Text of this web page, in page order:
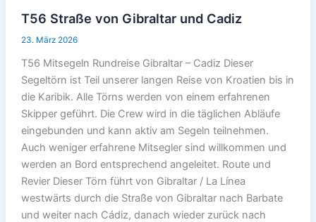
T56 Straße von Gibraltar und Cadiz
23. März 2026
T56 Mitsegeln Rundreise Gibraltar – Cadiz Dieser
Segeltörn ist Teil unserer langen Reise von Kroatien bis in
die Karibik. Alle Törns werden von einem erfahrenen
Skipper geführt. Die Crew wird in die täglichen Abläufe
eingebunden und kann aktiv am Segeln teilnehmen.
Auch weniger erfahrene Mitsegler sind willkommen und
werden an Bord entsprechend angeleitet. Route und
Revier Dieser Törn führt von Gibraltar / La Línea
westwärts durch die Straße von Gibraltar nach Barbate
und weiter nach Cádiz, danach wieder zurück nach